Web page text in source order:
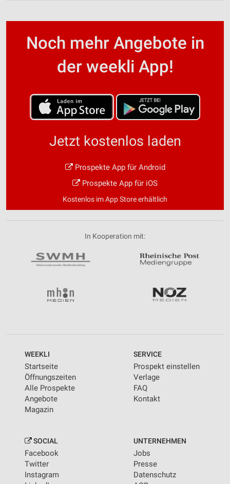
Noch mehr Angebote in
der weekli App!
Jetzt kostenlos laden
Prospekte App für Android
Prospekte App für iOS
Kostenlos im App Store erhältlich
In Kooperation mit:
WEEKLI
Startseite
Öffnungszeiten
Alle Prospekte
Angebote
Magazin
SERVICE
Prospekt einstellen
Verlage
FAQ
Kontakt
SOCIAL
Facebook
Twitter
Instagram
UNTERNEHMEN
Jobs
Presse
Datenschutz